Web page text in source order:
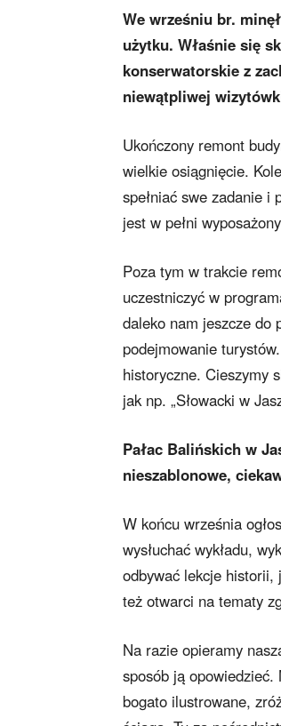
We wrześniu br.
użytku. Właśnie się
konserwatorskie z
niewątpliwej
Ukończony remont
wielkie osiągnięcie.
spełniać swe zadanie i
jest w pełni
Poza tym w trakcie
uczestniczyć w
daleko nam jeszcze do
podejmowanie
historyczne. Cieszymy
jak np. „Słowacki w
Pałac Balińskich w
nieszablonowe,
W końcu września
wysłuchać wykładu,
odbywać lekcje historii,
też otwarci na tematy
Na razie opieramy
sposób ją opowiedzieć.
bogato ilustrowane,